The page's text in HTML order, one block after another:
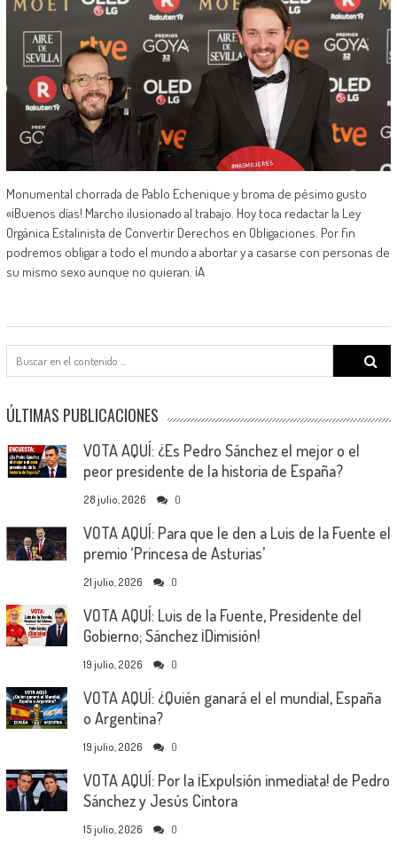
Monumental chorrada de Pablo Echenique y broma de pésimo gusto
«¡Buenos días! Marcho ilusionado al trabajo. Hoy toca redactar la Ley
Orgánica Estalinista de Convertir Derechos en Obligaciones. Por fin
podremos obligar a todo el mundo a abortar y a casarse con personas de
su mismo sexo aunque no quieran. ¡A
Search
for:
ÚLTIMAS PUBLICACIONES
VOTA AQUÍ: ¿Es Pedro Sánchez el mejor o el
peor presidente de la historia de España?
28 julio, 2026 0
VOTA AQUÍ: Para que le den a Luis de la Fuente el
premio ‘Princesa de Asturias’
21 julio, 2026 0
VOTA AQUÍ: Luis de la Fuente, Presidente del
Gobierno; Sánchez ¡Dimisión!
19 julio, 2026 0
VOTA AQUÍ: ¿Quién ganará el el mundial, España
o Argentina?
19 julio, 2026 0
VOTA AQUÍ: Por la ¡Expulsión inmediata! de Pedro
Sánchez y Jesús Cintora
15 julio, 2026 0